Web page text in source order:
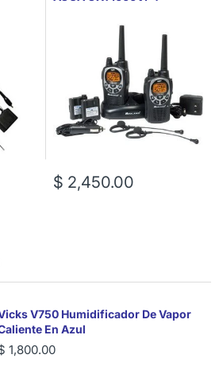
$ 2,450.00
V750 Humidificador De Vapor
En Azul
1,800.00